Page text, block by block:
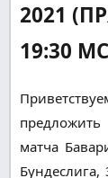
2021
19:30
матча
Бундеслига,